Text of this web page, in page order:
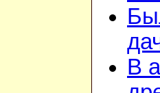
В